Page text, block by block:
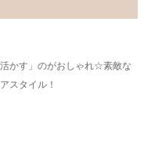
かす」のがおしゃれ☆素敵な
スタイル！